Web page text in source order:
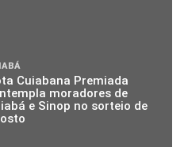
Cuiabana Premiada
moradores de
e Sinop no sorteio de